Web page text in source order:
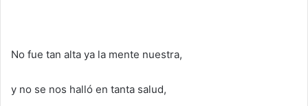
No fue tan alta ya la mente nuestra,
y no se nos halló en tanta salud,